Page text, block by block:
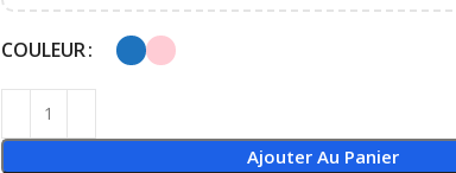
COULEUR
Ajouter Au Panier